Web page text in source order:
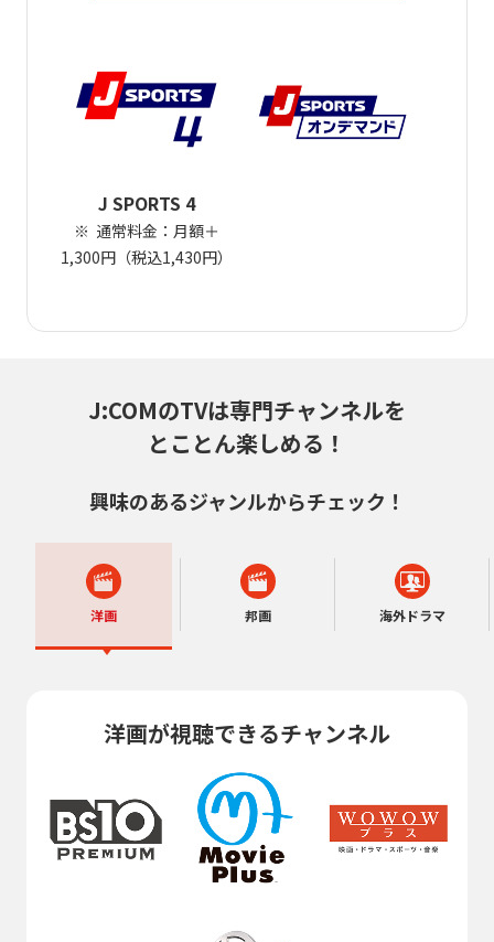
J SPORTS 4
通常料金：月額＋
1,300円（税込1,430円）
J:COMのTVは専門チャンネルを
とことん楽しめる！
興味のあるジャンルからチェック！
洋画 邦画 海外ドラマ
洋画が視聴できるチャンネル